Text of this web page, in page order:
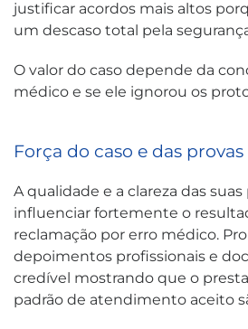
justificar acordos mais altos
um descaso total pela
O valor do caso depende da
médico e se ele ignorou os
Força do caso e das provas
A qualidade e a clareza das
influenciar fortemente o
reclamação por erro médico.
depoimentos profissionais e
credível mostrando que o
padrão de atendimento aceito